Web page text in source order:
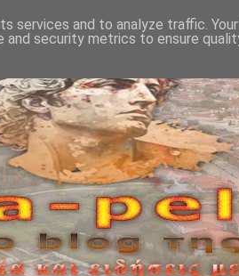
services and to analyze traffic.
and security metrics to ensure